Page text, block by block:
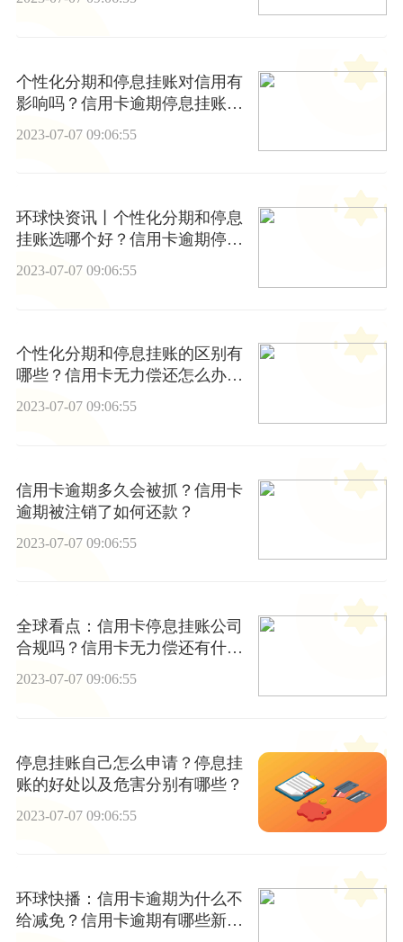
个性化分期和停息挂账对信用有
影响吗？信用卡逾期停息挂账要
2023-07-07 09:06:55
环球快资讯丨个性化分期和停息
挂账选哪个好？信用卡逾期停息
挂账还会列入失信黑名单吗？
2023-07-07 09:06:55
个性化分期和停息挂账的区别有
哪些？信用卡无力偿还怎么办理
停息挂账？_每日聚焦
2023-07-07 09:06:55
信用卡逾期多久会被抓？信用卡
逾期被注销了如何还款？
2023-07-07 09:06:55
全球看点：信用卡停息挂账公司
合规吗？信用卡无力偿还有什么
后果？
2023-07-07 09:06:55
停息挂账自己怎么申请？停息挂
账的好处以及危害分别有哪些？
2023-07-07 09:06:55
环球快播：信用卡逾期为什么不
给减免？信用卡逾期有哪些新